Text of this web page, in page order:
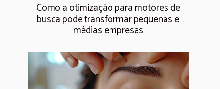
Como a otimização para motores de
busca pode transformar pequenas e
médias empresas